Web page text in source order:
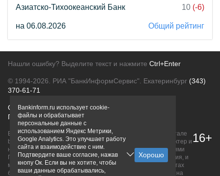
Азиатско-Тихоокеанский Банк
10 (-6)
на 06.08.2026 Общий рейтинг
Нашли ошибку? Выделите текст и нажмите Ctrl+Enter
© 1994-2026. РИА "БанкИнформСервис". Екатеринбург (343)
370-61-71
О проектеПолитика конфиденциальности
Правовая информацияДля рекламодателей
Вся информация о продуктах банков, размещенная на портале
bankinform.ru, носит исключительно ознакомительный характер и
не является публичной офертой, определяемой положениями
ГК РФ. Информация не содержит точного и полного описания, и
может быть изменена. Конечные условия уточняйте на сайтах
банков или при личном обращении. Исключительное право на
16+
Bankinform.ru использует cookie-
файлы и обрабатывает
персональные данные с
использованием Яндекс Метрики,
Google Analytics. Это улучшает работу
сайта и взаимодействие с ним.
Подтвердите ваше согласие, нажав
кнопу Ок. Если вы не хотите, чтобы
ваши данные обрабатывались,